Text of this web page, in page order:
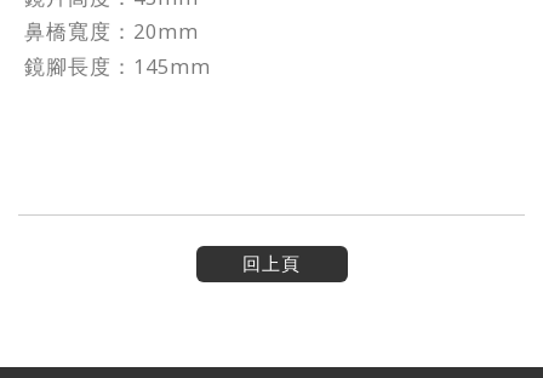
鼻橋寬度：20mm
鏡腳長度：145mm
回上頁